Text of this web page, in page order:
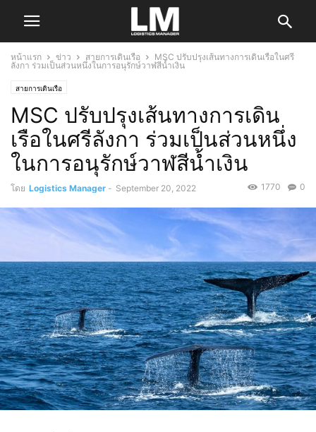
หน้าแรก ข่าว สายการเดินเรือ
MSC ปรับปรุงเส้นทางการเดินเรือในศรี
ลังกา ร่วมเป็นส่วนหนึ่งในการอนุรักษ์วาฬสีน้ำเงิน
สายการเดินเรือ
MSC ปรับปรุงเส้นทางการเดิน
เรือในศรีลังกา ร่วมเป็นส่วนหนึ่ง
ในการอนุรักษ์วาฬสีน้ำเงิน
โดย Logistics Manager - September 20, 2022 0
1770